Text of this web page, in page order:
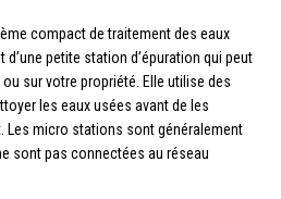
compact de traitement des eaux
petite station d’épuration qui peut
sur votre propriété. Elle utilise des
les eaux usées avant de les
Les micro stations sont généralement
sont pas connectées au réseau